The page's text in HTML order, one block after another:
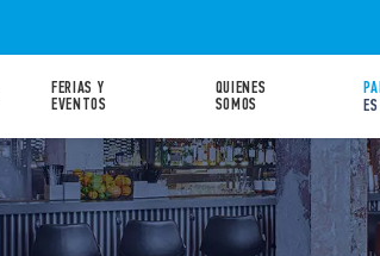
FERIAS Y
EVENTOS
QUIENES
SOMOS
ES